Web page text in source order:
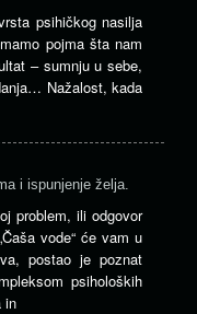
psihičkog nasilja
pojma šta nam
– sumnju u sebe,
Nažalost, kada
i ispunjenje želja.
problem, ili odgovor
vode“ će vam u
postao je poznat
psiholoških
in